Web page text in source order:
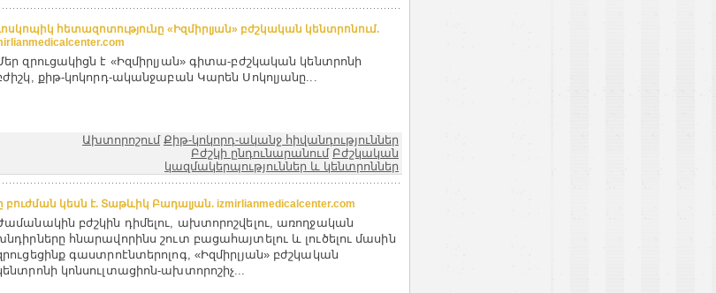
հետազոտությունը «Իզմիրլյան» բժշկական կենտրոնում.
զրուցակիցն է «Իզմիրլյան» գիտա-բժշկական կենտրոնի
քիթ-կոկորդ-ականջաբան Կարեն Սոկոլյանը...
Ախտորոշում Քիթ-կոկորդ-ականջ հիվանդություններ
Բժշկի ընդունարանում Բժշկական
կազմակերպություններ և կենտրոններ
կեսն է. Տաթևիկ Բադալյան. izmirlianmedicalcenter.com
բժշկին դիմելու, ախտորոշվելու, առողջական
հնարավորինս շուտ բացահայտելու և լուծելու մասին
գաստրոէնտերոլոգ, «Իզմիրլյան» բժշկական
կոնսուլտացիոն-ախտորոշիչ...